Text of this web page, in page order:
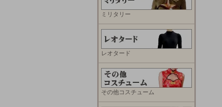
ミリタリー
レオタード
その他コスチューム